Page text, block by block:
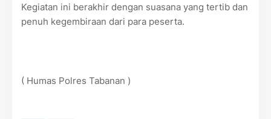
Kegiatan ini berakhir dengan suasana yang tertib dan
penuh kegembiraan dari para peserta.
( Humas Polres Tabanan )